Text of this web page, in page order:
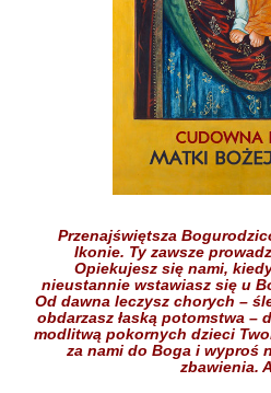
Przenajświętsza
Ikonie. Ty zawsze
Opiekujesz się nami,
nieustannie wstawiasz się u
Od dawna leczysz chorych –
obdarzasz łaską potomstwa –
modlitwą pokornych dzieci
za nami do Boga i wyproś
zbawienia.